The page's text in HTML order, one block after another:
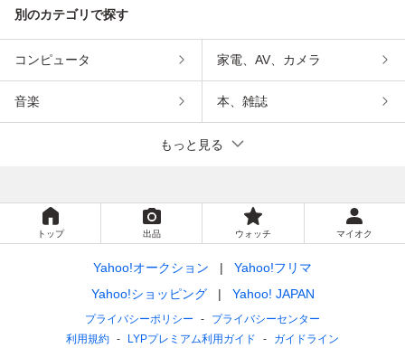
別のカテゴリで探す
コンピュータ 家電、AV、カメラ
音楽 本、雑誌
もっと見る
トップ 出品 ウォッチ マイオク
Yahoo!オークション
Yahoo!フリマ
Yahoo!ショッピング
Yahoo! JAPAN
プライバシーポリシー
プライバシーセンター
利用規約
LYPプレミアム利用ガイド ガイドライン